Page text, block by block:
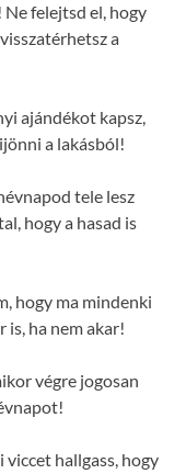
felejtsd el, hogy
a
ajándékot kapsz,
a lakásból!
tele lesz
hogy a hasad is
hogy ma mindenki
is, ha nem akar!
végre jogosan
hallgass, hogy